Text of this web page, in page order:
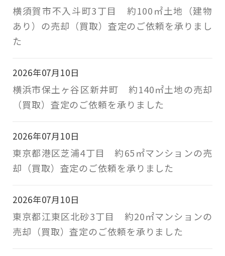
横須賀市不入斗町3丁目 約100㎡土地（建物
あり）の売却（買取）査定のご依頼を承りまし
た
2026年07月10日
横浜市保土ヶ谷区新井町 約140㎡土地の売却
（買取）査定のご依頼を承りました
2026年07月10日
東京都港区芝浦4丁目 約65㎡マンションの売
却（買取）査定のご依頼を承りました
2026年07月10日
東京都江東区北砂3丁目 約20㎡マンションの
売却（買取）査定のご依頼を承りました